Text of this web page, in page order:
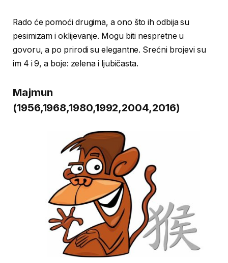
Rado će pomoći drugima, a ono što ih odbija su
pesimizam i oklijevanje. Mogu biti nespretne u
govoru, a po prirodi su elegantne. Srećni brojevi su
im 4 i 9, a boje: zelena i ljubičasta.
Majmun
(1956,1968,1980,1992,2004,2016)